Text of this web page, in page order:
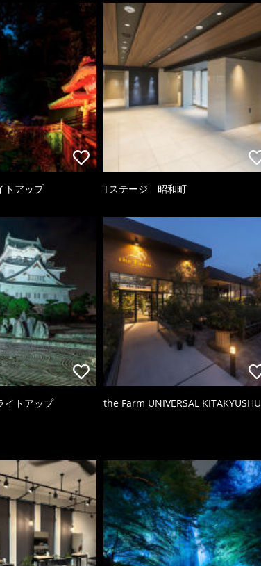
アップ Tステージ 昭和町
イトアップ the Farm UNIVERSAL KITAKYUSHU